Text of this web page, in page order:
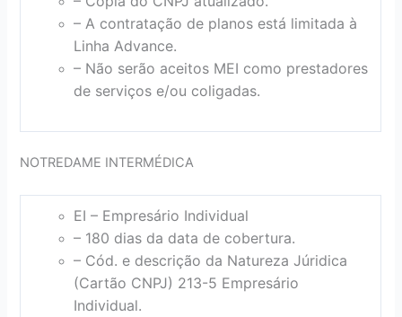
– A contratação de planos está limitada à
Linha Advance.
– Não serão aceitos MEI como prestadores
de serviços e/ou coligadas.
NOTREDAME INTERMÉDICA
EI – Empresário Individual
– 180 dias da data de cobertura.
– Cód. e descrição da Natureza Júridica
(Cartão CNPJ) 213-5 Empresário
Individual.